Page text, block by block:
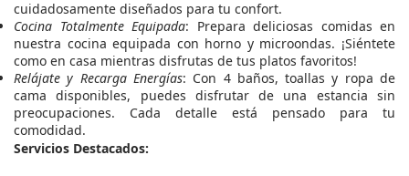
cuidadosamente diseñados para tu confort.
Cocina Totalmente Equipada: Prepara deliciosas comidas en
nuestra cocina equipada con horno y microondas. ¡Siéntete
como en casa mientras disfrutas de tus platos favoritos!
Relájate y Recarga Energías: Con 4 baños, toallas y ropa de
cama disponibles, puedes disfrutar de una estancia sin
preocupaciones. Cada detalle está pensado para tu
comodidad.
Servicios Destacados: